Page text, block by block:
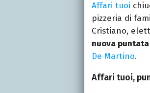
Affari tuoi
pizzeria di
Cristiano,
nuova puntata
De Martino.
Affari tuoi,